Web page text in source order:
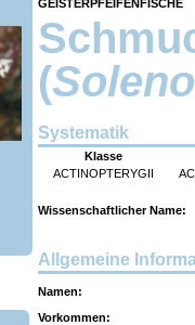
GEISTERPFEIFENFISCHE
(
Systematik
Klasse
ACTINOPTERYGII
Wissenschaftlicher Name:
Allgemeine
Namen:
Vorkommen: